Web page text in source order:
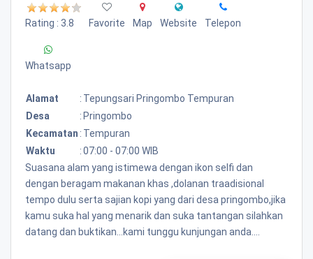
Rating : 3.8 Favorite Map Website Telepon
Whatsapp
Alamat : Tepungsari Pringombo Tempuran
Desa
: Pringombo
Kecamatan : Tempuran
Waktu
:07:00 - 07:00 WIB
Suasana alam yang istimewa dengan ikon selfi dan
dengan beragam makanan khas ,dolanan traadisional
tempo dulu serta sajian kopi yang dari desa pringombo,jika
kamu suka hal yang menarik dan suka tantangan silahkan
datang dan buktikan...kami tunggu kunjungan anda....